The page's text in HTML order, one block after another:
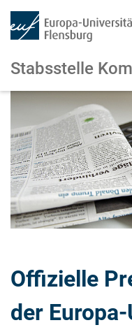
Zum Hauptinhalt springen
Zur Navigation springen
Stabsstelle
Offizielle
der